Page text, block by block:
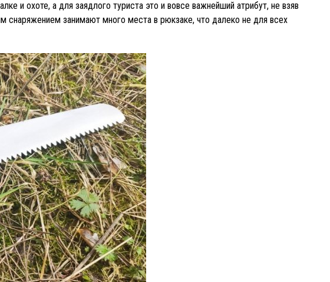
и охоте, а для заядлого туриста это и вовсе важнейший атрибут, не взяв
снаряжением занимают много места в рюкзаке, что далеко не для всех